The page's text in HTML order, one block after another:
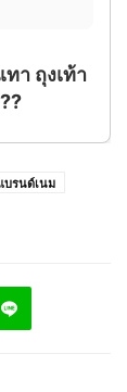
ทา ถุงเท้า
บรนด์เนม